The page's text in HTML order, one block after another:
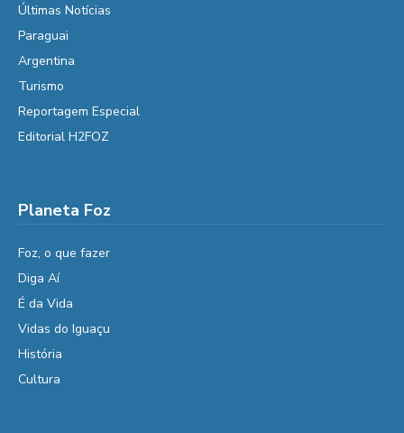
Últimas Notícias
Paraguai
Argentina
Turismo
Reportagem Especial
Editorial H2FOZ
Planeta Foz
Foz, o que fazer
Diga Aí
É da Vida
Vidas do Iguaçu
História
Cultura